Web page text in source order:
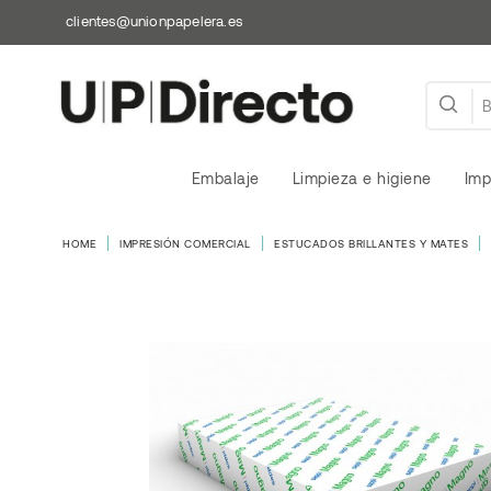
clientes@unionpapelera.es
Embalaje Limpieza e higiene
HOME IMPRESIÓN COMERCIAL ESTUCADOS BRILLANTES Y MATES